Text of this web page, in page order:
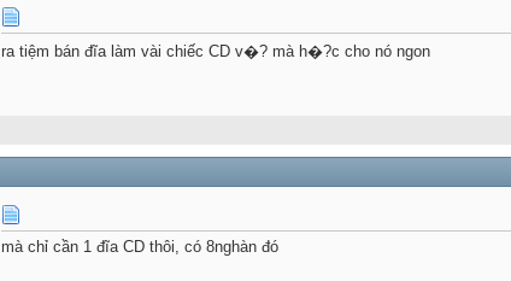
ra tiệm bán đĩa làm vài chiếc CD v�? mà h�?c cho nó ngon
mà chỉ cần 1 đĩa CD thôi, có 8nghàn đó